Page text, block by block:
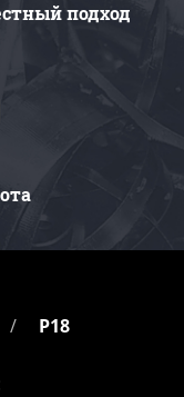
подход
Р18